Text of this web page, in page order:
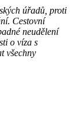
úřadů, proti
Cestovní
neudělení
o víza s
všechny